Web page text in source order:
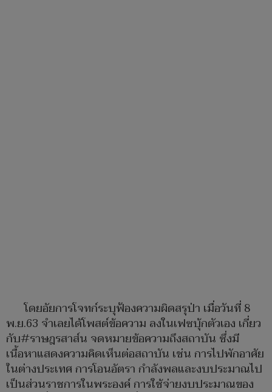
โดยอัยการโจทก์ระบุฟ้องความผิดสรุป่า เมื่อวันที่ 8
พ.ย.63 จำเลยได้โพสต์ข้อความ ลงในเฟซบุ้กตัวเอง เกี่ยว
กับ#ราษฎรสาส์น จดหมายข้อความถึงสถาบัน ซึ่งมี
เนื้อหาแสดงความคิดเห็นต่อสถาบัน เช่น การไปพักอาศัย
ในต่างประเทศ การโอนอัตรา กําลังพลและงบประมาณไป
เป็นส่วนราชการในพระองค์ การใช้จ่ายงบประมาณของ